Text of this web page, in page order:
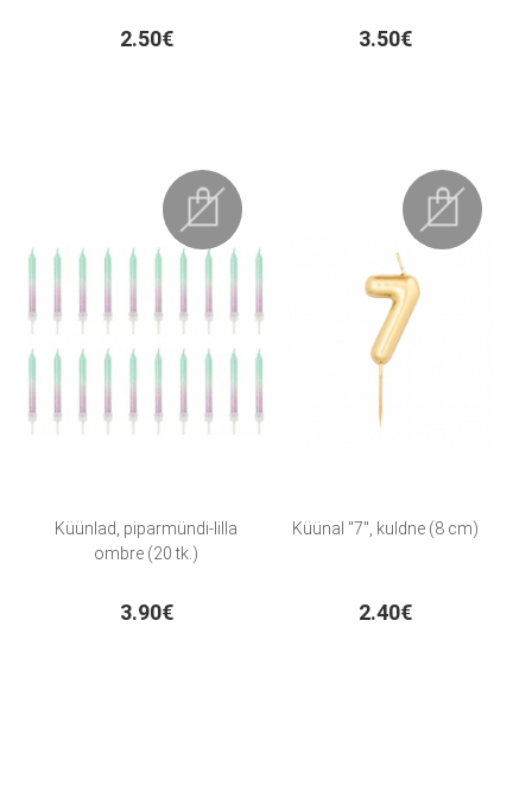
2.50€ 3.50€
Küünlad, piparmündi-lilla
ombre (20 tk.)
3.90€
Küünal "7", kuldne (8 cm)
2.40€